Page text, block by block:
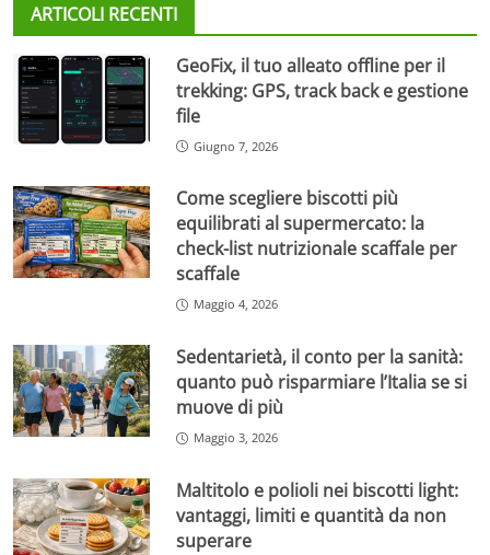
ARTICOLI RECENTI
GeoFix, il tuo alleato offline per il
trekking: GPS, track back e gestione
file
Giugno 7, 2026
Come scegliere biscotti più
equilibrati al supermercato: la
check-list nutrizionale scaffale per
scaffale
Maggio 4, 2026
Sedentarietà, il conto per la sanità:
quanto può risparmiare l’Italia se si
muove di più
Maggio 3, 2026
Maltitolo e polioli nei biscotti light:
vantaggi, limiti e quantità da non
superare